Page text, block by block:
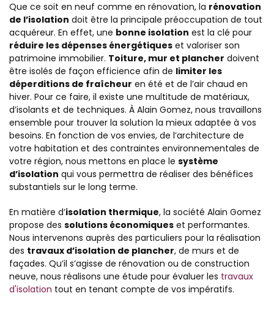
Que ce soit en neuf comme en rénovation, la rénovation
de l’isolation doit être la principale préoccupation de tout
acquéreur. En effet, une bonne isolation est la clé pour
réduire les dépenses énergétiques et valoriser son
patrimoine immobilier. Toiture, mur et plancher doivent
être isolés de façon efficience afin de limiter les
déperditions de fraîcheur en été et de l’air chaud en
hiver. Pour ce faire, il existe une multitude de matériaux,
d’isolants et de techniques. À Alain Gomez, nous travaillons
ensemble pour trouver la solution la mieux adaptée à vos
besoins. En fonction de vos envies, de l’architecture de
votre habitation et des contraintes environnementales de
votre région, nous mettons en place le système
d’isolation qui vous permettra de réaliser des bénéfices
substantiels sur le long terme.
En matière d’isolation thermique, la société Alain Gomez
propose des solutions économiques et performantes.
Nous intervenons auprès des particuliers pour la réalisation
des travaux d’isolation de plancher, de murs et de
façades. Qu’il s’agisse de rénovation ou de construction
neuve, nous réalisons une étude pour évaluer les travaux
d'isolation tout en tenant compte de vos impératifs.